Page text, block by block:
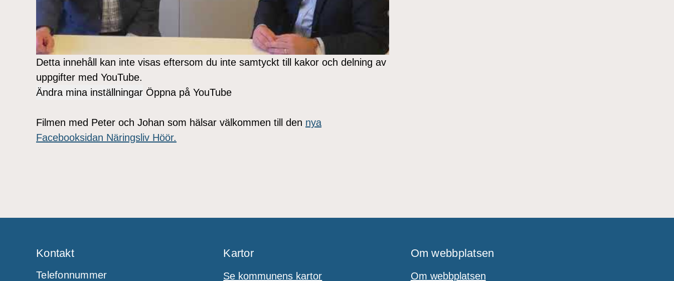
Detta innehåll kan inte visas eftersom du inte samtyckt till kakor och delning av
uppgifter med YouTube.
Ändra mina inställningar Öppna på YouTube
Filmen med Peter och Johan som hälsar välkommen till den nya
Facebooksidan Näringsliv Höör.
Kontakt
Telefonnummer
Kartor
Se kommunens kartor
Om webbplatsen
Om webbplatsen